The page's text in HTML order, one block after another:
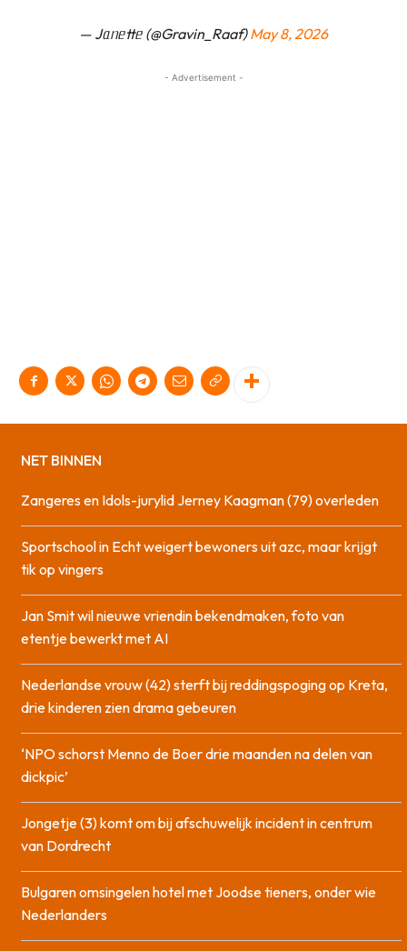
— Jᥲᥒᥱttᥱ (@Gravin_Raaf)May 8, 2026
- Advertisement -
NET BINNEN
Zangeres en Idols-jurylid Jerney Kaagman (79) overleden
Sportschool in Echt weigert bewoners uit azc, maar krijgt
tik op vingers
Jan Smit wil nieuwe vriendin bekendmaken, foto van
etentje bewerkt met AI
Nederlandse vrouw (42) sterft bij reddingspoging op Kreta,
drie kinderen zien drama gebeuren
‘NPO schorst Menno de Boer drie maanden na delen van
dickpic’
Jongetje (3) komt om bij afschuwelijk incident in centrum
van Dordrecht
Bulgaren omsingelen hotel met Joodse tieners, onder wie
Nederlanders